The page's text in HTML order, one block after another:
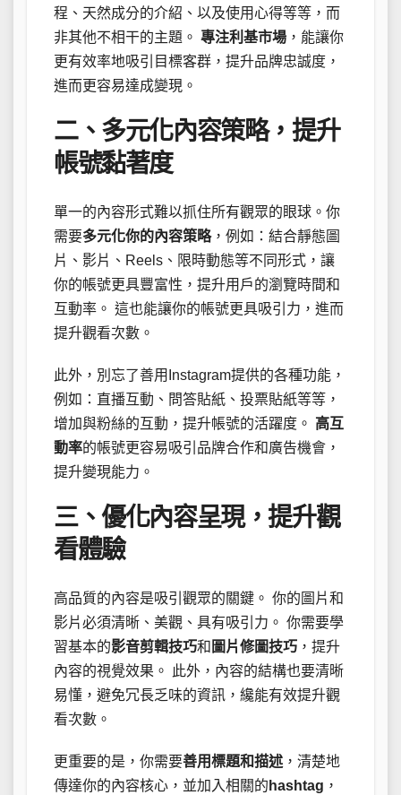
程、天然成分的介紹、以及使用心得等等，而
非其他不相干的主題。 專注利基市場 ，能讓你
更有效率地吸引目標客群，提升品牌忠誠度，
進而更容易達成變現。
二、多元化內容策略，提升
帳號黏著度
單一的內容形式難以抓住所有觀眾的眼球。你
需要多元化你的內容策略，例如：結合靜態圖
片、影片、Reels、限時動態等不同形式，讓
你的帳號更具豐富性，提升用戶的瀏覽時間和
互動率。 這也能讓你的帳號更具吸引力，進而
提升觀看次數。
此外，別忘了善用Instagram提供的各種功能，
例如：直播互動、問答貼紙、投票貼紙等等，
增加與粉絲的互動，提升帳號的活躍度。 高互
動率的帳號更容易吸引品牌合作和廣告機會，
提升變現能力。
三、優化內容呈現，提升觀
看體驗
高品質的內容是吸引觀眾的關鍵。 你的圖片和
影片必須清晰、美觀、具有吸引力。 你需要學
習基本的影音剪輯技巧和 圖片修圖技巧 ，提升
內容的視覺效果。 此外，內容的結構也要清晰
易懂，避免冗長乏味的資訊，纔能有效提升觀
看次數。
更重要的是，你需要善用標題和描述 ，清楚地
傳達你的內容核心，並加入相關的 hashtag ，